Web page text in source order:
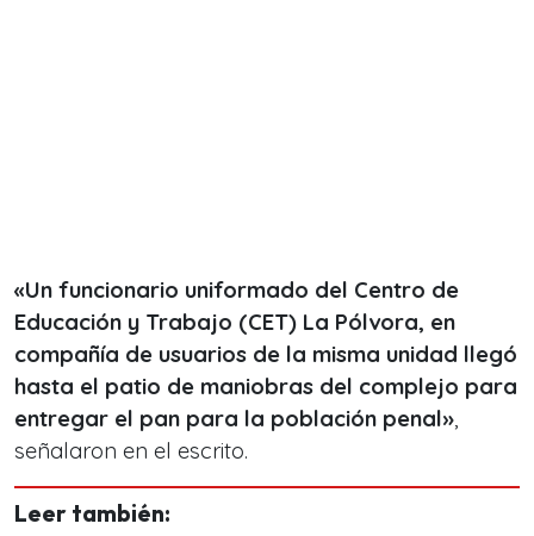
«Un funcionario uniformado del Centro de
Educación y Trabajo (CET) La Pólvora, en
compañía de usuarios de la misma unidad llegó
hasta el patio de maniobras del complejo para
entregar el pan para la población penal»,
señalaron en el escrito.
Leer también: